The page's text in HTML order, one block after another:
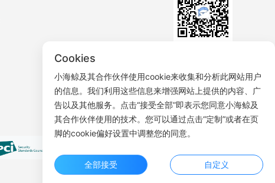
Cookies
小海鲸及其合作伙伴使用cookie来收集和分析此网站用户
的信息。我们利用这些信息来增强网站上提供的内容、广
告以及其他服务。点击“接受全部”即表示您同意小海鲸及
其合作伙伴使用的技术。您可以通过点击“定制”或者在页
脚的cookie偏好设置中调整您的同意。
全部接受 自定义